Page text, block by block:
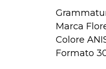
Marca
Colore
Formato